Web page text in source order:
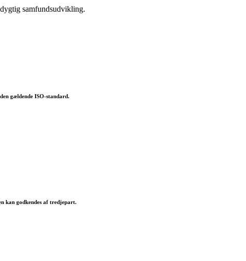
samfundsudvikling.
gældende ISO-standard.
kan godkendes af tredjepart.